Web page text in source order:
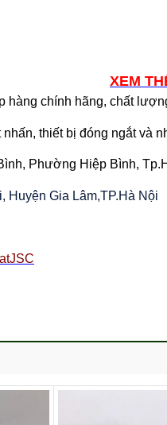
XEM
hàng chính hãng, chất
thiết bị đóng ngắt và
Phường Hiệp Bình,
Huyện Gia Lâm,TP.Hà Nội